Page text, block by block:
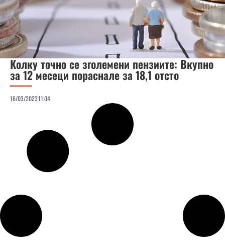
Колку точно се зголемени пензиите: Вкупно
за 12 месеци пораснале за 18,1 отсто
16/03/202311:04